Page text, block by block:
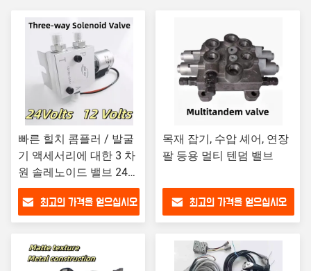
빠른 힐치 콤플러 / 발굴
기 액세서리에 대한 3 차
원 솔레노이드 밸브 24
볼트
최고의 가격을 얻으십시오
목재 잡기, 수압 셰어, 연장
팔 등용 멀티 텐덤 밸브
최고의 가격을 얻으십시오